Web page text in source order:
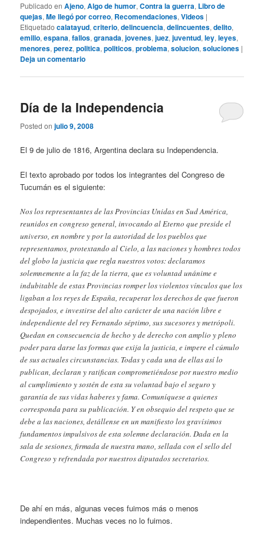
Publicado en Ajeno,Algo de humor,Contra la guerra, Libro de
quejas,Me llegó por correo, Recomendaciones,Videos |
Etiquetado calatayud,criterio,delincuencia,delincuentes,delito,
emilio,espana,fallos,granada,jovenes,juez,juventud,ley,leyes,
menores,perez,politica,politicos,problema,solucion,soluciones |
Deja un comentario
Día de la Independencia
Posted onjulio 9, 2008
El 9 de julio de 1816, Argentina declara su Independencia.
El texto aprobado por todos los integrantes del Congreso de
Tucumán es el siguiente:
Nos los representantes de las Provincias Unidas en Sud América,
reunidos en congreso general, invocando al Eterno que preside el
universo, en nombre y por la autoridad de los pueblos que
representamos, protextando al Cielo, a las naciones y hombres todos
del globo la justicia que regla nuestros votos: declaramos
solemnemente a la faz de la tierra, que es voluntad unánime e
indubitable de estas Provincias romper los violentos vínculos que los
ligaban a los reyes de España, recuperar los derechos de que fueron
despojados, e investirse del alto carácter de una nación libre e
independiente del rey Fernando séptimo, sus sucesores y metrópoli.
Quedan en consecuencia de hecho y de derecho con amplio y pleno
poder para darse las formas que exija la justicia, e impere el cúmulo
de sus actuales circunstancias. Todas y cada una de ellas así lo
publican, declaran y ratifican comprometiéndose por nuestro medio
al cumplimiento y sostén de esta su voluntad bajo el seguro y
garantía de sus vidas haberes y fama. Comuníquese a quienes
corresponda para su publicación. Y en obsequio del respeto que se
debe a las naciones, detállense en un manifiesto los gravísimos
fundamentos impulsivos de esta solemne declaración. Dada en la
sala de sesiones, firmada de nuestra mano, sellada con el sello del
Congreso y refrendada por nuestros diputados secretarios.
De ahí en más, algunas veces fuimos más o menos
independientes. Muchas veces no lo fuimos.